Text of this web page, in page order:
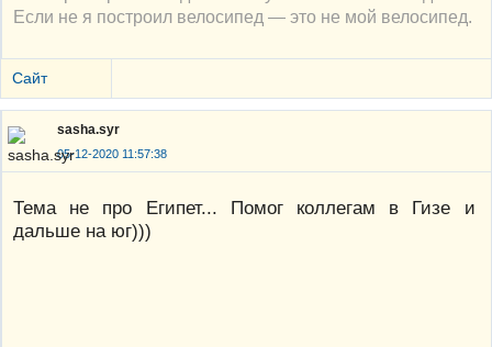
Если не я построил велосипед — это не мой велосипед.
Сайт
sasha.syr
05-12-2020 11:57:38
Тема не про Египет... Помог коллегам в Гизе и
дальше на юг)))